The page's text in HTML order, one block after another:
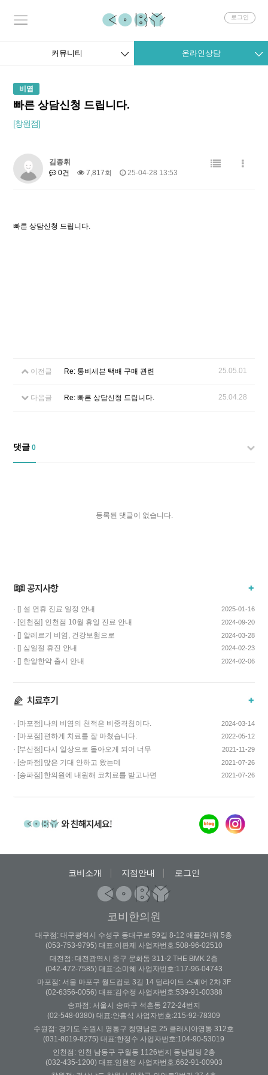
회로그인
커뮤니티 온라인상담
비염
빠른 상담신청 드립니다.
[창원점]
김종휘
0건
7,817회 25-04-28 13:53
빠른 상담신청 드립니다.
이전글 Re: 통비세븐 택배 구매 관련 25.05.01
다음글 Re: 빠른 상담신청 드립니다. 25.04.28
댓글 0
등록된 댓글이 없습니다.
· [] 설 연휴 진료 일정 안내 2025-01-16
· [인천점] 인천점 10월 휴일 진료 안내 2024-09-20
· [] 알레르기 비염, 건강보험으로
치료하고 비용…
2024-03-28
· [] 삼일절 휴진 안내 2024-02-23
· [] 한알한약 출시 안내 2024-02-06
· [마포점] 나의 비염의 천적은 비중격침이다. 2024-03-14
· [마포점] 편하게 치료를 잘 마쳤습니다. 2022-05-12
· [부산점] 다시 일상으로 돌아오게 되어 너무
기쁩니다…
2021-11-29
· [송파점] 많은 기대 안하고 왔는데
코스요리처럼 이어…
2021-07-26
· [송파점] 한의원에 내원해 코치료를 받고나면
2021-07-26
코비소개 지점안내 로그인
코비한의원
대구점: 대구광역시 수성구 동대구로 59길 8-12 애플2타워 5층
(053-753-9795) 대표:이판제 사업자번호:508-96-02510
대전점: 대전광역시 중구 문화동 311-2 THE BMK 2층
(042-472-7585) 대표:소미혜 사업자번호:117-96-04743
마포점: 서울 마포구 월드컵로 3길 14 딜라이트 스퀘어 2차 3F
(02-6356-0056) 대표:김수정 사업자번호:539-91-00388
송파점: 서울시 송파구 석촌동 272-24번지
(02-548-0380) 대표:안홍식 사업자번호:215-92-78309
수원점: 경기도 수원시 영통구 청명남로 25 클래시아영통 312호
(031-8019-8275) 대표:한정수 사업자번호:104-90-53019
인천점: 인천 남동구 구월동 1126번지 동남빌딩 2층
(032-435-1200) 대표:임현정 사업자번호:662-91-00903